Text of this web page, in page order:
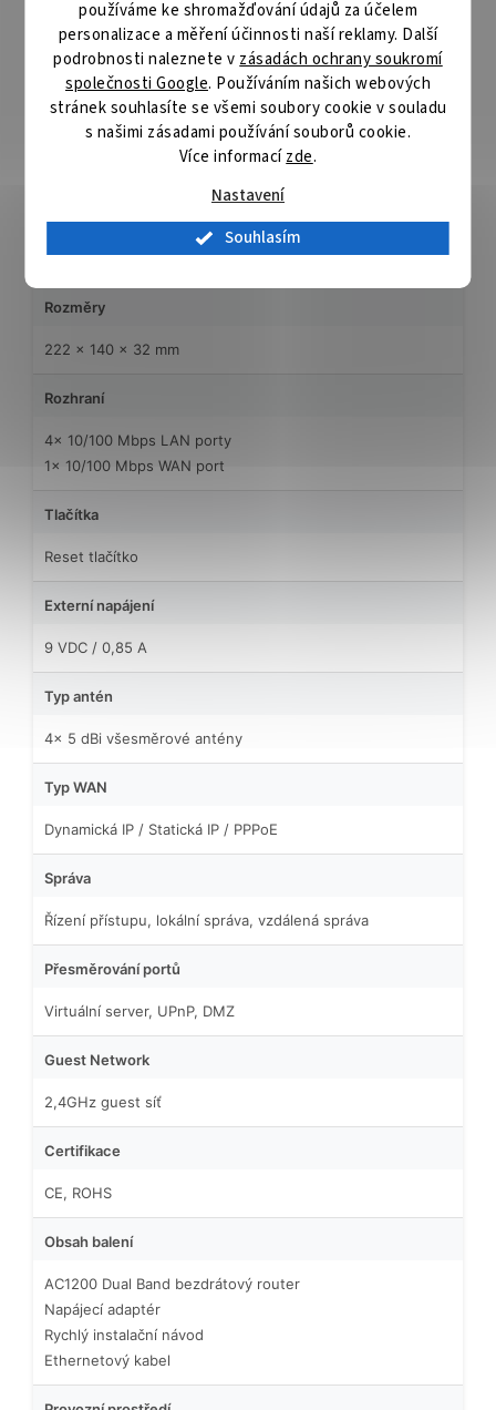
používáme ke shromažďování údajů za účelem
personalizace a měření účinnosti naší reklamy. Další
podrobnosti naleznete v zásadách ochrany soukromí
společnosti Google. Používáním našich webových
stránek souhlasíte se všemi soubory cookie v souladu
s našimi zásadami používání souborů cookie.
Více informacízde.
Nastavení
Souhlasím
Wi-Fi rychlosti
11ac:až 867 Mbps (dynamicky)
11n:až 300 Mbps (dynamicky)
až 54 Mbps (dynamicky)
až 11 Mbps (dynamicky)
WPA-PSK / WPA2-PSK
Rozměry
222 × 140 × 32 mm
Rozhraní
4× 10/100 Mbps LAN porty
1× 10/100 Mbps WAN port
Tlačítka
Reset tlačítko
Externí napájení
9 VDC / 0,85 A
Typ antén
4× 5 dBi všesměrové antény
Typ WAN
Dynamická IP / Statická IP / PPPoE
Správa
Řízení přístupu, lokální správa, vzdálená správa
Přesměrování portů
Virtuální server, UPnP, DMZ
Guest Network
2,4GHz guest síť
Certifikace
CE, ROHS
Obsah balení
AC1200 Dual Band bezdrátový router
Napájecí adaptér
Rychlý instalační návod
Ethernetový kabel